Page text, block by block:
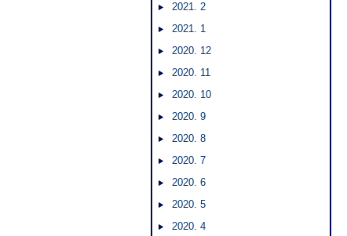
2021. 2
2021. 1
2020. 12
2020. 11
2020. 10
2020. 9
2020. 8
2020. 7
2020. 6
2020. 5
2020. 4